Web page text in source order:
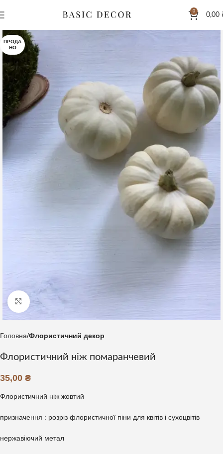
0
0,00
ПРОДА
НО
Клацніть, щоб збільшити
Головна Флористичний декор
Флористичний ніж помаранчевий
35,00 ₴
Флористичний ніж жовтий
призначення : розріз флористичної піни для квітів і сухоцвітів
нержавіючий метал